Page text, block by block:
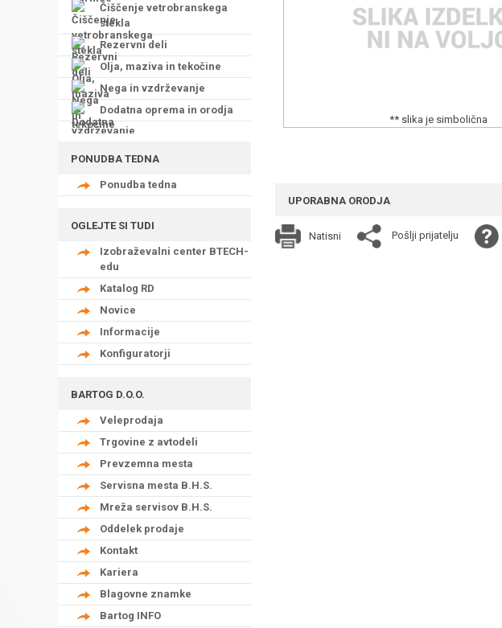
Čiščenje vetrobranskega
stekla
Rezervni deli
Olja, maziva in tekočine
Nega in vzdrževanje
Dodatna oprema in orodja
PONUDBA TEDNA
Ponudba tedna
OGLEJTE SI TUDI
Izobraževalni center BTECH-
edu
Katalog RD
Novice
Informacije
Konfiguratorji
BARTOG D.O.O.
Veleprodaja
Trgovine z avtodeli
Prevzemna mesta
Servisna mesta B.H.S.
Mreža servisov B.H.S.
Oddelek prodaje
Kontakt
Kariera
Blagovne znamke
Bartog INFO
** slika je simbolična
UPORABNA ORODJA
Natisni Pošlji prijatelju